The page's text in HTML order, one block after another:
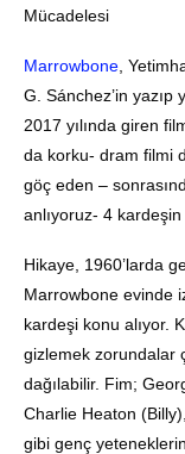
Mücadelesi
Marrowbone ,
G. Sánchez’in yazıp
2017 yılında giren
da korku- dram filmi
göç eden –
anlıyoruz- 4 kardeşin
Hikaye, 1960’larda
Marrowbone evinde
kardeşi konu alıyor.
gizlemek zorundalar
dağılabilir. Fim;
Charlie Heaton
gibi genç